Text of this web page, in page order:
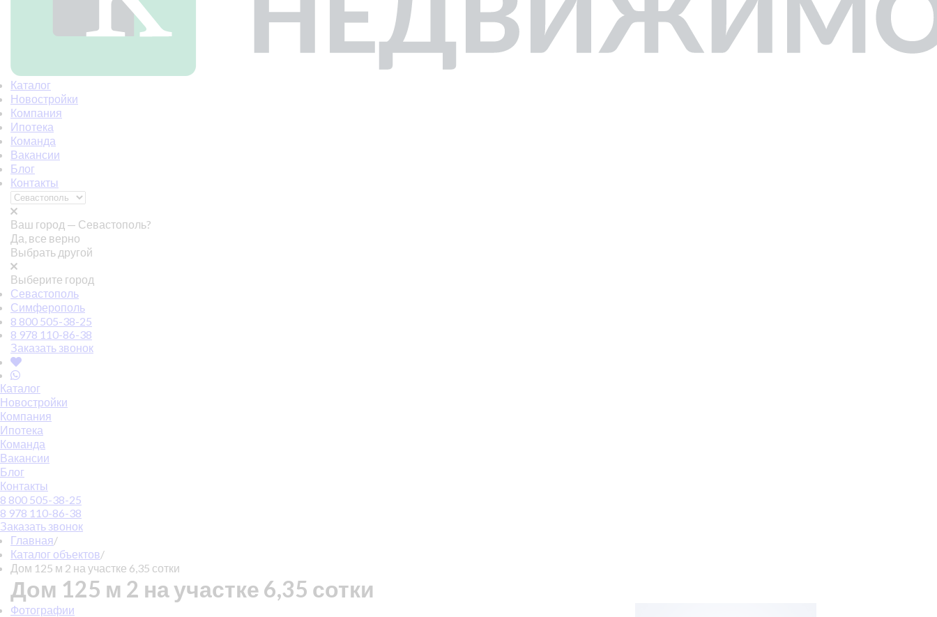
Каталог
Новостройки
Компания
Ипотека
Команда
Вакансии
Блог
Контакты
Ваш город — Севастополь?
Да, все верно
Выбрать другой
Выберите город
Севастополь
Симферополь
8 800 505-38-25
8 978 110-86-38
Заказать звонок
Каталог
Новостройки
Компания
Ипотека
Команда
Вакансии
Блог
Контакты
8 800 505-38-25
8 978 110-86-38
Заказать звонок
Главная/
Каталог объектов/
Дом 125 м 2 на участке 6,35 сотки
Дом 125 м 2 на участке 6,35 сотки
Фотографии